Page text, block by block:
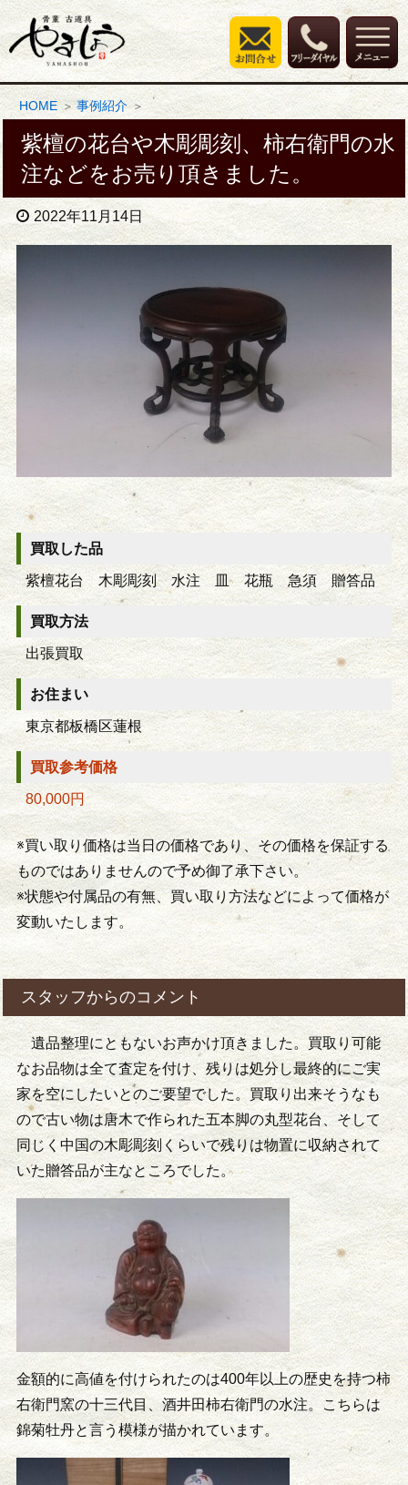
HOME 事例紹介
紫檀の花台や木彫彫刻、柿右衛門の水
注などをお売り頂きました。
2022年11月14日
買取した品
紫檀花台 木彫彫刻 水注 皿 花瓶 急須 贈答品
買取方法
出張買取
お住まい
東京都板橋区蓮根
買取参考価格
80,000円
※買い取り価格は当日の価格であり、その価格を保証する
ものではありませんので予め御了承下さい。
※状態や付属品の有無、買い取り方法などによって価格が
変動いたします。
スタッフからのコメント
遺品整理にともないお声かけ頂きました。買取り可能
なお品物は全て査定を付け、残りは処分し最終的にご実
家を空にしたいとのご要望でした。買取り出来そうなも
ので古い物は唐木で作られた五本脚の丸型花台、そして
同じく中国の木彫彫刻くらいで残りは物置に収納されて
いた贈答品が主なところでした。
金額的に高値を付けられたのは400年以上の歴史を持つ柿
右衛門窯の十三代目、酒井田柿右衛門の水注。こちらは
錦菊牡丹と言う模様が描かれています。